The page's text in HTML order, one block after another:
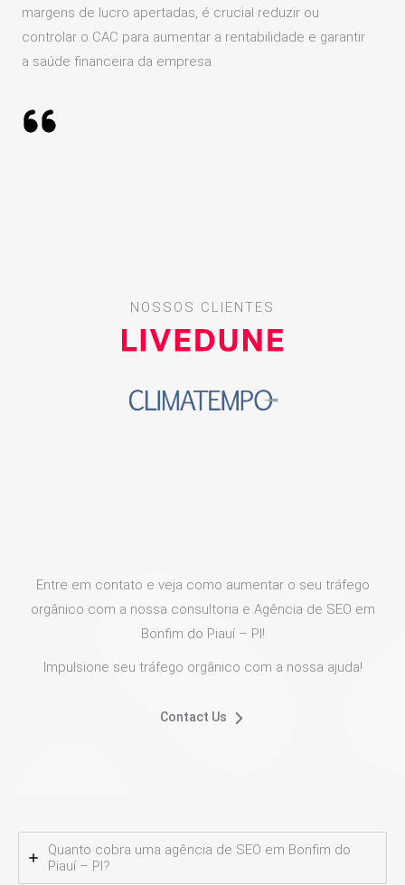
margens de lucro apertadas, é crucial reduzir ou
controlar o CAC para aumentar a rentabilidade e garantir
a saúde financeira da empresa.
NOSSOS CLIENTES
Entre em contato e veja como aumentar o seu tráfego
orgânico com a nossa consultoria e Agência de SEO em
Bonfim do Piauí – PI!
Impulsione seu tráfego orgânico com a nossa ajuda!
Contact Us
Quanto cobra uma agência de SEO em Bonfim do
Piauí – PI?